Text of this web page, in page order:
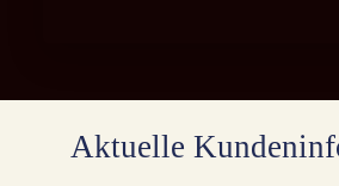
Aktuelle